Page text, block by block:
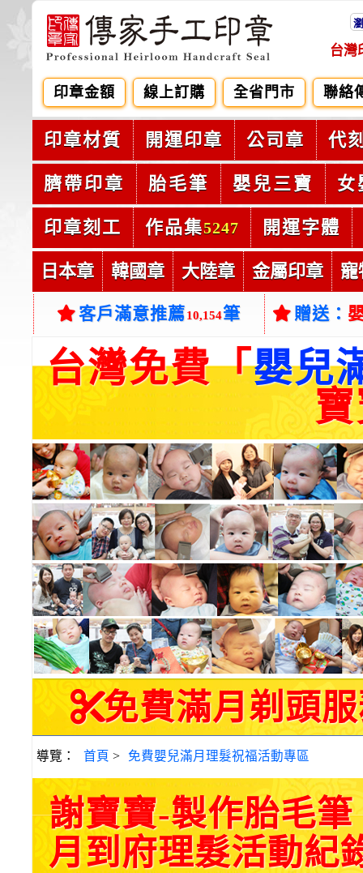
台灣
印章金額 線上訂購 全省門市 聯絡
印章材質 開運印章 公司章 代
臍帶印章 胎毛筆 嬰兒三寶 女
印章刻工 作品集5247 開運字體
日本章 韓國章 大陸章 金屬印章 寵
客戶滿意推薦10,154筆 贈送：
台灣免費「嬰兒
免費滿月剃頭服
導覽： 首頁 > 免費嬰兒滿月理髮祝福活動專區
謝寶寶-製作胎毛
月到府理髮活動紀